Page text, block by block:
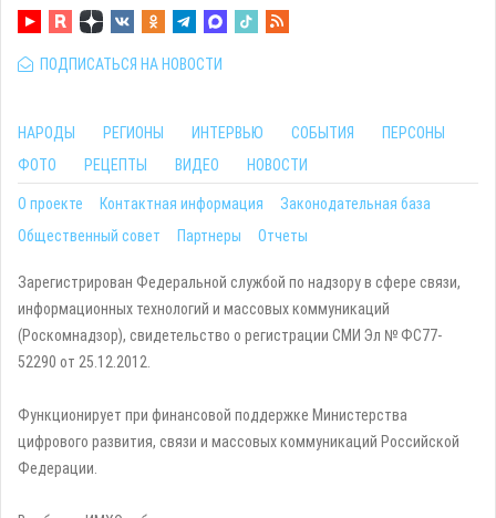
ПОДПИСАТЬСЯ НА НОВОСТИ
НАРОДЫ РЕГИОНЫ ИНТЕРВЬЮ СОБЫТИЯ
ПЕРСОНЫ
ФОТО
РЕЦЕПТЫ ВИДЕО НОВОСТИ
О проекте Контактная информация
Законодательная база
Общественный совет
Партнеры Отчеты
Зарегистрирован Федеральной службой по надзору в сфере связи,
информационных технологий и массовых коммуникаций
(Роскомнадзор), свидетельство о регистрации СМИ Эл № ФС77-
52290 от 25.12.2012.
Функционирует при финансовой поддержке Министерства
цифрового развития, связи и массовых коммуникаций Российской
Федерации.